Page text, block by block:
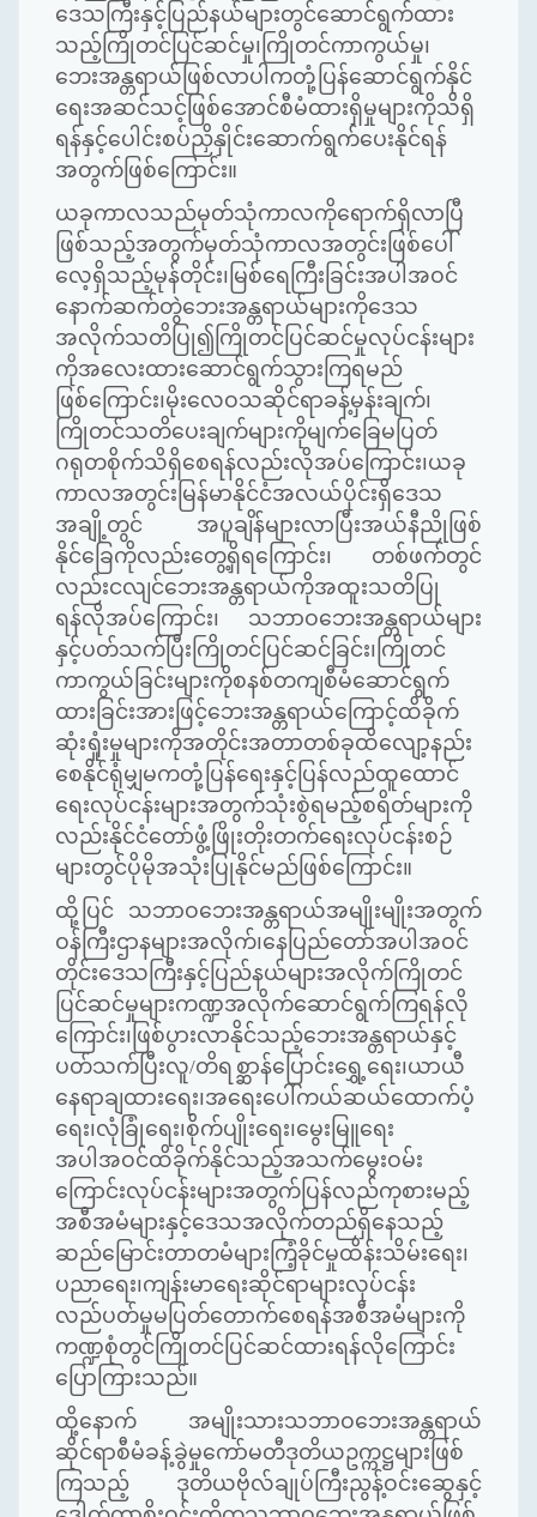
ဒေသကြီးနှင့်ပြည်နယ်များတွင်ဆောင်ရွက်ထား
သည့်ကြိုတင်ပြင်ဆင်မှု၊ကြိုတင်ကာကွယ်မှု၊
ဘေးအန္တရာယ်ဖြစ်လာပါကတုံ့ပြန်ဆောင်ရွက်နိုင်
ရေးအဆင်သင့်ဖြစ်အောင်စီမံထားရှိမှုများကိုသိရှိ
ရန်နှင့်ပေါင်းစပ်ညှိနှိုင်းဆောက်ရွက်ပေးနိုင်ရန်
အတွက်ဖြစ်ကြောင်း။
ယခုကာလသည်မုတ်သုံကာလကိုရောက်ရှိလာပြီ
ဖြစ်သည့်အတွက်မုတ်သုံကာလအတွင်းဖြစ်ပေါ်
လေ့ရှိသည့်မုန်တိုင်း၊မြစ်ရေကြီးခြင်းအပါအဝင်
နောက်ဆက်တွဲဘေးအန္တရာယ်များကိုဒေသ
အလိုက်သတိပြု၍ကြိုတင်ပြင်ဆင်မှုလုပ်ငန်းများ
ကိုအလေးထားဆောင်ရွက်သွားကြရမည်
ဖြစ်ကြောင်း၊မိုးလေဝသဆိုင်ရာခန့်မှန်းချက်၊
ကြိုတင်သတိပေးချက်များကိုမျက်ခြေမပြတ်
ဂရုတစိုက်သိရှိစေရန်လည်းလိုအပ်ကြောင်း၊ယခု
ကာလအတွင်းမြန်မာနိုင်ငံအလယ်ပိုင်းရှိဒေသ
အချို့တွင် အပူချိန်များလာပြီးအယ်နီညိုဖြစ်
နိုင်ခြေကိုလည်းတွေ့ရှိရကြောင်း၊ တစ်ဖက်တွင်
လည်းငလျင်ဘေးအန္တရာယ်ကိုအထူးသတိပြု
ရန်လိုအပ်ကြောင်း၊ သဘာဝဘေးအန္တရာယ်များ
နှင့်ပတ်သက်ပြီးကြိုတင်ပြင်ဆင်ခြင်း၊ကြိုတင်
ကာကွယ်ခြင်းများကိုစနစ်တကျစီမံဆောင်ရွက်
ထားခြင်းအားဖြင့်ဘေးအန္တရာယ်ကြောင့်ထိခိုက်
ဆုံးရှုံးမှုများကိုအတိုင်းအတာတစ်ခုထိလျော့နည်း
စေနိုင်ရုံမျှမကတုံ့ပြန်ရေးနှင့်ပြန်လည်ထူထောင်
ရေးလုပ်ငန်းများအတွက်သုံးစွဲရမည့်စရိတ်များကို
လည်းနိုင်ငံတော်ဖွံ့ဖြိုးတိုးတက်ရေးလုပ်ငန်းစဉ်
များတွင်ပိုမိုအသုံးပြုနိုင်မည်ဖြစ်ကြောင်း။
ထို့ပြင် သဘာဝဘေးအန္တရာယ်အမျိုးမျိုးအတွက်
ဝန်ကြီးဌာနများအလိုက်၊နေပြည်တော်အပါအဝင်
တိုင်းဒေသကြီးနှင့်ပြည်နယ်များအလိုက်ကြိုတင်
ပြင်ဆင်မှုများကဏ္ဍအလိုက်ဆောင်ရွက်ကြရန်လို
ကြောင်း၊ဖြစ်ပွားလာနိုင်သည့်ဘေးအန္တရာယ်နှင့်
ပတ်သက်ပြီးလူ/တိရစ္ဆာန်ပြောင်းရွှေ့ရေး၊ယာယီ
နေရာချထားရေး၊အရေးပေါ်ကယ်ဆယ်ထောက်ပံ့
ရေး၊လုံခြုံရေး၊စိုက်ပျိုးရေး၊မွေးမြူရေး
အပါအဝင်ထိခိုက်နိုင်သည့်အသက်မွေးဝမ်း
ကြောင်းလုပ်ငန်းများအတွက်ပြန်လည်ကုစားမည့်
အစီအမံများနှင့်ဒေသအလိုက်တည်ရှိနေသည့်
ဆည်မြောင်းတာတမံများကြံ့ခိုင်မှုထိန်းသိမ်းရေး၊
ပညာရေး၊ကျန်းမာရေးဆိုင်ရာများလုပ်ငန်း
လည်ပတ်မှုမပြတ်တောက်စေရန်အစီအမံများကို
ကဏ္ဍစုံတွင်ကြိုတင်ပြင်ဆင်ထားရန်လိုကြောင်း
ပြောကြားသည်။
ထို့နောက် အမျိုးသားသဘာဝဘေးအန္တရာယ်
ဆိုင်ရာစီမံခန့်ခွဲမှုကော်မတီဒုတိယဥက္ကဋ္ဌများဖြစ်
ကြသည့် ဒုတိယဗိုလ်ချုပ်ကြီးညွန့်ဝင်းဆွေနှင့်